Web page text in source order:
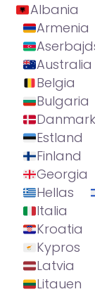
Albania
Armenia
Australia
Belgia
Bulgaria
Danmark
Estland
Finland
Georgia
Hellas
Italia
Kroatia
Kypros
Latvia
Litauen